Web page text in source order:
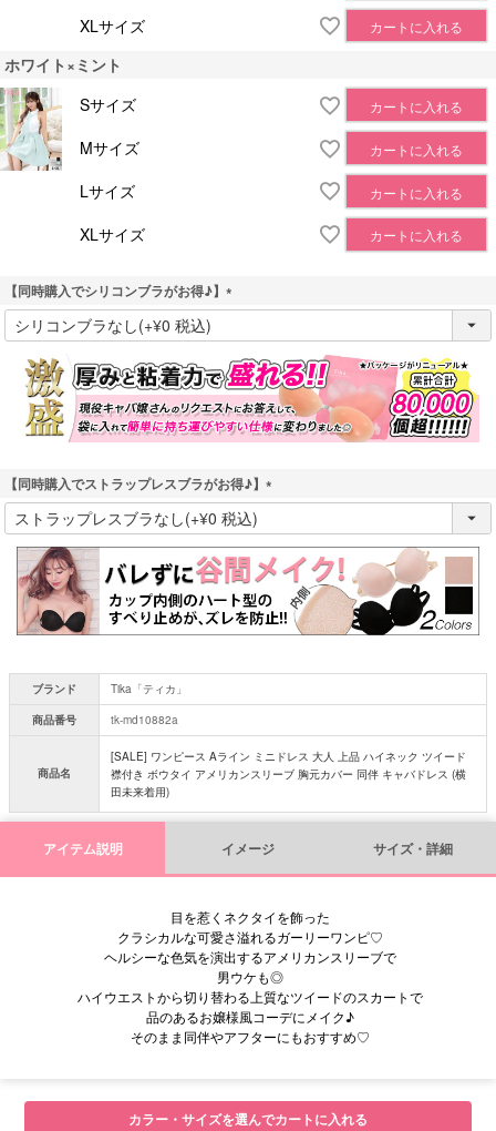
XLサイズ カートに入れる
ホワイト×ミント
Sサイズ
カートに入れる
Mサイズ カートに入れる
Lサイズ カートに入れる
XLサイズ カートに入れる
【同時購入でシリコンブラがお得♪】
(
)
【同時購入でストラップレスブラがお得♪】
(
須
)
ブランド
Tika「ティカ」
商品番号
tk-md10882a
商品名
[SALE] ワンピース Aライン ミニドレス 大人 上品 ハイネック ツイード
襟付き ボウタイ アメリカンスリーブ 胸元カバー 同伴 キャバドレス (横
田未来着用)
アイテム説明 イメージ サイズ・詳細
目を惹くネクタイを飾った
クラシカルな可愛さ溢れるガーリーワンピ♡
ヘルシーな色気を演出するアメリカンスリーブで
男ウケも◎
ハイウエストから切り替わる上質なツイードのスカートで
品のあるお嬢様風コーデにメイク♪
そのまま同伴やアフターにもおすすめ♡
カラー・サイズを選んでカートに入れる